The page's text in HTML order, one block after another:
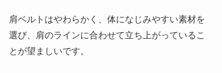
肩ベルトはやわらかく、体になじみやすい素材を
選び、肩のラインに合わせて立ち上がっているこ
とが望ましいです。